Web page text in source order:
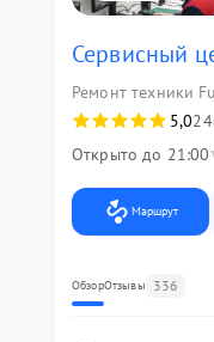
Сервисный
Ремонт техники
5,0
Открыто до 21:00
Маршрут
ОбзорОтзывы 336